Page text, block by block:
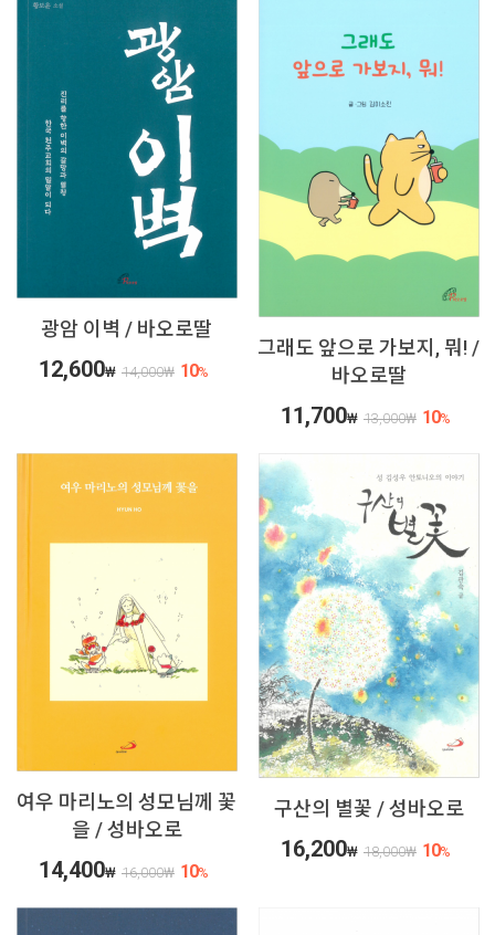
광암 이벽 / 바오로딸
12,600₩ 14,000₩ 10%
그래도 앞으로 가보지, 뭐! /
바오로딸
11,700₩ 13,000₩ 10%
여우 마리노의 성모님께 꽃
을 / 성바오로
14,400₩ 16,000₩ 10%
구산의 별꽃 / 성바오로
16,200₩ 18,000₩ 10%